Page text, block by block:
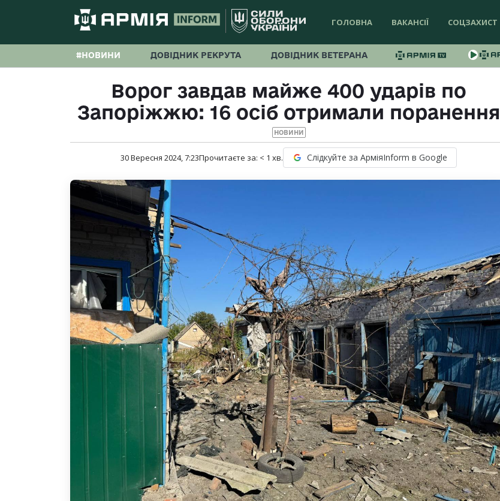
ГОЛОВНА ВАКАНСІЇ СОЦЗАХИСТ
#НОВИНИ ДОВІДНИК РЕКРУТА ДОВІДНИК ВЕТЕРАНА
Ворог завдав майже 400 ударів по
Запоріжжю: 16 осіб отримали поранення
НОВИНИ
30 Вересня 2024, 7:23Прочитаєте за: < 1 хв. Слідкуйте за АрміяInform в Google